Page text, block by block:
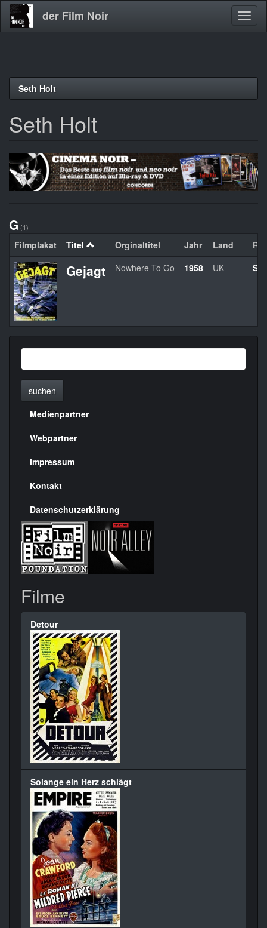
Direkt
der Film Noir
Seth Holt
Seth Holt
G (1)
Filmplakat Titel Orginaltitel Jahr Land
Gejagt Nowhere To Go 1958 UK
suchen
Menülinks
rechte
Seite
Medienpartner
Webpartner
Impressum
Kontakt
Datenschutzerklärung
Filme
Detour
Solange ein Herz schlägt